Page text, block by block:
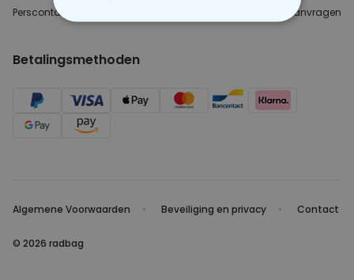
Perscontact B2B aanvragen
Betalingsmethoden
Algemene Voorwaarden Beveiliging en privacy Contact
© 2026 radbag
NOODZAKELIJK
PERFORMANCE
MARKETING OVERIGE